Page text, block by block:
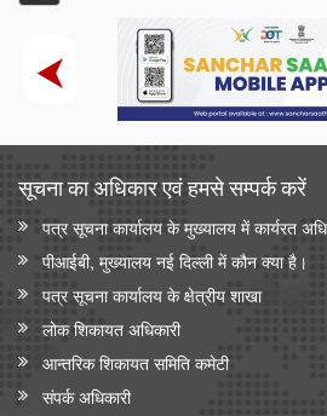
सूचना का अधिकार एवं हमसे सम्‍पर्क करें
पत्र सूचना कार्यालय के मुख्यालय में कार्यरत
पीआईबी, मुख्यालय नई दिल्ली में कौन क्या है।
पत्र सूचना कार्यालय के क्षेत्रीय शाखा
लोक शिकायत अधिकारी
आन्‍तरिक शिकायत समिति कमेटी
संपर्क अधिकारी